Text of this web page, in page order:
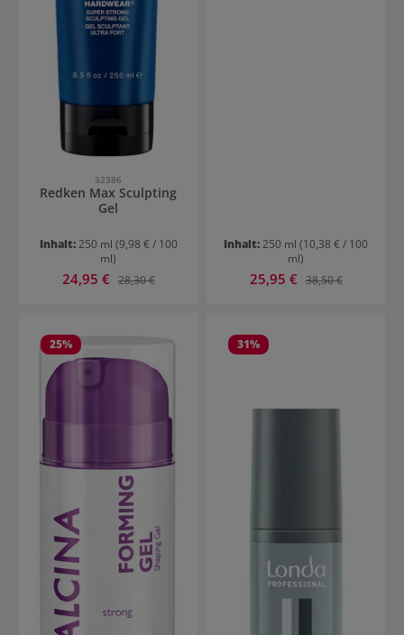
32386
Redken Max Sculpting
Gel
Inhalt:250 ml (9,98 € / 100
ml)
Verkaufspreis:
24,95 € Regulärer Preis:
28,30 €
Inhalt:250 ml (10,38 € / 100
ml)
Verkaufspreis:
25,95 € Regulärer Preis:
38,50 €
25% 31%